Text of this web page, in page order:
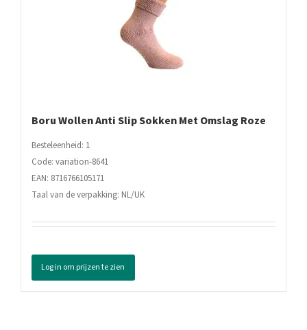
Boru Wollen Anti Slip Sokken Met Omslag Roze
Besteleenheid: 1
Code: variation-8641
EAN: 8716766105171
Taal van de verpakking: NL/UK
Log in om prijzen te zien